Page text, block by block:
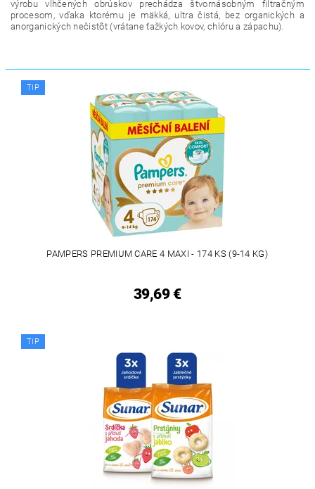
výrobu vlhčených obrúskov prechádza štvornásobným filtračným
procesom, vďaka ktorému je mäkká, ultra čistá, bez organických a
anorganických nečistôt (vrátane ťažkých kovov, chlóru a zápachu).
TIP
PAMPERS PREMIUM CARE 4 MAXI - 174 KS (9-14 KG)
39,69 €
TIP